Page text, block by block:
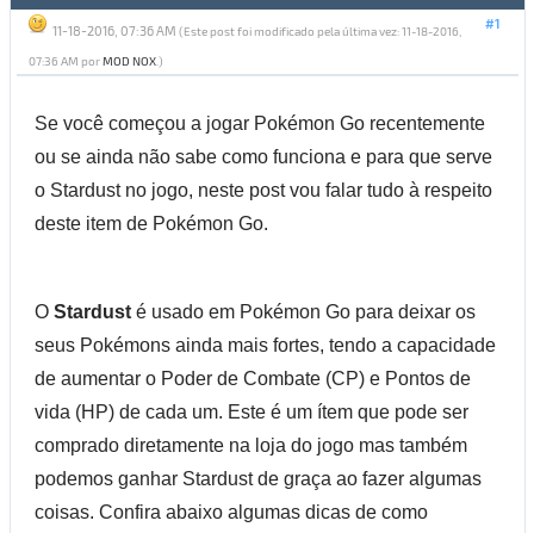
#1
11-18-2016, 07:36 AM (Este post foi modificado pela última vez: 11-18-2016,
07:36 AM porMOD NOX.)
Se você começou a jogar Pokémon Go recentemente
ou se ainda não sabe como funciona e para que serve
o Stardust no jogo, neste post vou falar tudo à respeito
deste item de Pokémon Go.
O Stardusté usado em Pokémon Go para deixar os
seus Pokémons ainda mais fortes, tendo a capacidade
de aumentar o Poder de Combate (CP) e Pontos de
vida (HP) de cada um. Este é um ítem que pode ser
comprado diretamente na loja do jogo mas também
podemos ganhar Stardust de graça ao fazer algumas
coisas. Confira abaixo algumas dicas de como